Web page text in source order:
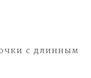
с длинным